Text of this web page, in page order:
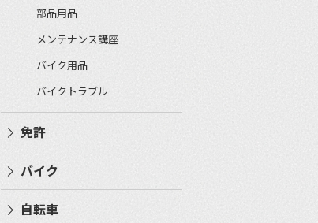
部品用品
メンテナンス講座
バイク用品
バイクトラブル
免許
バイク
自転車